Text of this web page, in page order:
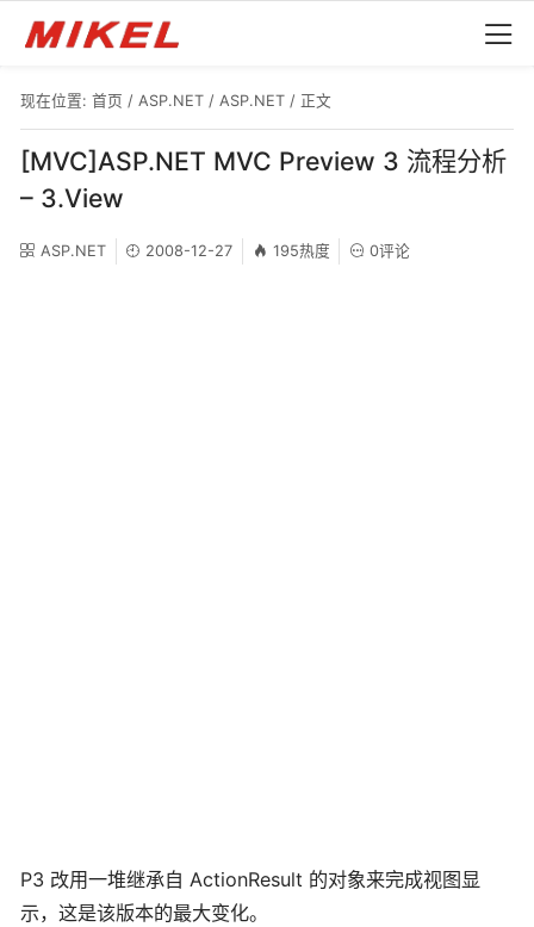
现在位置: 首页 / ASP.NET / ASP.NET / 正文
[MVC]ASP.NET MVC Preview 3 流程分析
– 3.View
ASP.NET 2008-12-27 195热度 0评论
P3 改用一堆继承自 ActionResult 的对象来完成视图显
示，这是该版本的最大变化。